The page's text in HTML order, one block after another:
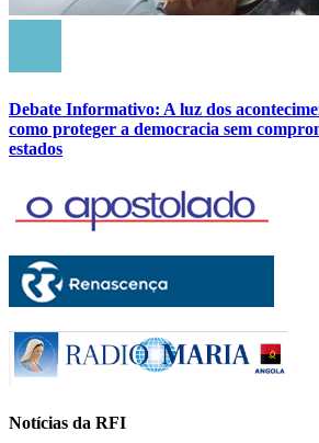
Debate Informativo: A luz dos
como proteger a democracia sem
estados
Notícias da RFI